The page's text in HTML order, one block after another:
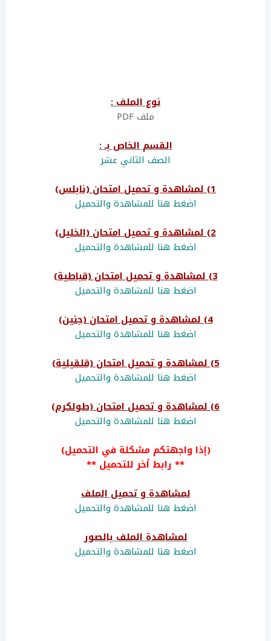
نوع الملف :
ملف PDF
القسم الخاص بـ :
الصف الثاني عشر
1) لمشاهدة و تحميل امتحان (نابلس)
اضغط هنا للمشاهدة والتحميل
2) لمشاهدة و تحميل امتحان (الخليل)
اضغط هنا للمشاهدة والتحميل
3) لمشاهدة و تحميل امتحان (قباطية)
اضغط هنا للمشاهدة والتحميل
4) لمشاهدة و تحميل امتحان (جنين)
اضغط هنا للمشاهدة والتحميل
5) لمشاهدة و تحميل امتحان (قلقيلية)
اضغط هنا للمشاهدة والتحميل
6) لمشاهدة و تحميل امتحان (طولكرم)
اضغط هنا للمشاهدة والتحميل
(إذا واجهتكم مشكلة في التحميل)
** رابط أخر للتحميل **
لمشاهدة و تحميل الملف
اضغط هنا للمشاهدة والتحميل
لمشاهدة الملف بالصور
اضغط هنا للمشاهدة والتحميل